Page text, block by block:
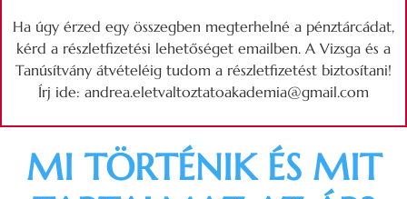
Ha úgy érzed egy összegben megterhelné a pénztárcádat,
kérd a részletfizetési lehetőséget emailben. A Vizsga és a
Tanúsítvány átvételéig tudom a részletfizetést biztosítani!
Írj ide: andrea.eletvaltoztatoakademia@gmail.com
MI TÖRTÉNIK ÉS MIT